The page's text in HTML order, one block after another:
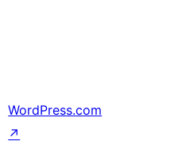
WordPress.com
↗